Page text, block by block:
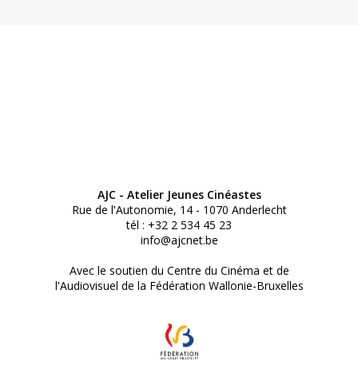
AJC - Atelier Jeunes Cinéastes
Rue de l'Autonomie, 14 - 1070 Anderlecht
tél : +32 2 534 45 23
info@ajcnet.be
Avec le soutien du Centre du Cinéma et de
l'Audiovisuel de la Fédération Wallonie-Bruxelles